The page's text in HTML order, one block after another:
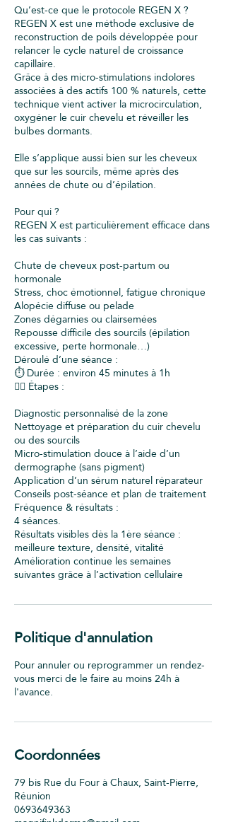
Qu’est-ce que le protocole REGEN X ?
REGEN X est une méthode exclusive de
reconstruction de poils développée pour
relancer le cycle naturel de croissance
capillaire.
Grâce à des micro-stimulations indolores
associées à des actifs 100 % naturels, cette
technique vient activer la microcirculation,
oxygéner le cuir chevelu et réveiller les
bulbes dormants.
Elle s’applique aussi bien sur les cheveux
que sur les sourcils, même après des
années de chute ou d’épilation.
Pour qui ?
REGEN X est particulièrement efficace dans
les cas suivants :
Chute de cheveux post-partum ou
hormonale
Stress, choc émotionnel, fatigue chronique
Alopécie diffuse ou pelade
Zones dégarnies ou clairsemées
Repousse difficile des sourcils (épilation
excessive, perte hormonale…)
Déroulé d’une séance :
⏱ Durée : environ 45 minutes à 1h
💆‍♀️ Étapes :
Diagnostic personnalisé de la zone
Nettoyage et préparation du cuir chevelu
ou des sourcils
Micro-stimulation douce à l’aide d’un
dermographe (sans pigment)
Application d’un sérum naturel réparateur
Conseils post-séance et plan de traitement
Fréquence & résultats :
4 séances.
Résultats visibles dès la 1ère séance :
meilleure texture, densité, vitalité
Amélioration continue les semaines
suivantes grâce à l’activation cellulaire
Politique d'annulation
Pour annuler ou reprogrammer un rendez-
vous merci de le faire au moins 24h à
l'avance.
Coordonnées
79 bis Rue du Four à Chaux, Saint-Pierre,
Réunion
0693649363